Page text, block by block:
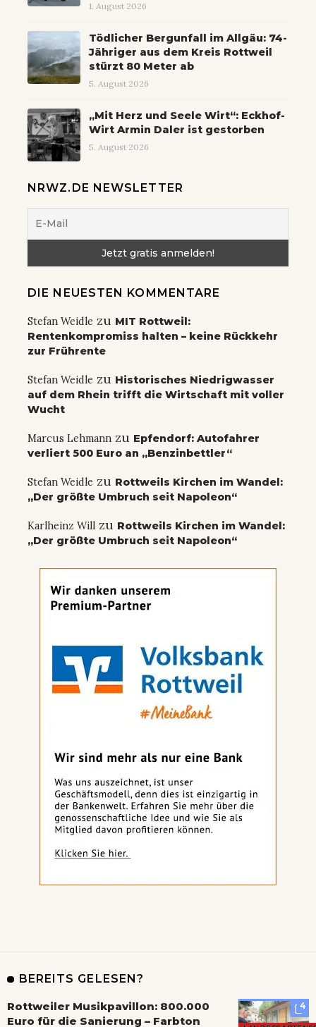
1. August 2026
Tödlicher Bergunfall im Allgäu: 74-
Jähriger aus dem Kreis Rottweil
stürzt 80 Meter ab
5. August 2026
„Mit Herz und Seele Wirt“: Eckhof-
Wirt Armin Daler ist gestorben
5. August 2026
NRWZ.DE NEWSLETTER
DIE NEUESTEN KOMMENTARE
Stefan Weidle zu MIT Rottweil:
Rentenkompromiss halten – keine Rückkehr
zur Frührente
Stefan Weidle zu Historisches Niedrigwasser
auf dem Rhein trifft die Wirtschaft mit voller
Wucht
Marcus Lehmann zu Epfendorf: Autofahrer
verliert 500 Euro an „Benzinbettler“
Stefan Weidle zu Rottweils Kirchen im Wandel:
„Der größte Umbruch seit Napoleon“
Karlheinz Will zu Rottweils Kirchen im Wandel:
„Der größte Umbruch seit Napoleon“
BEREITS GELESEN?
4
Rottweiler Musikpavillon: 800.000
Euro für die Sanierung – Farbton